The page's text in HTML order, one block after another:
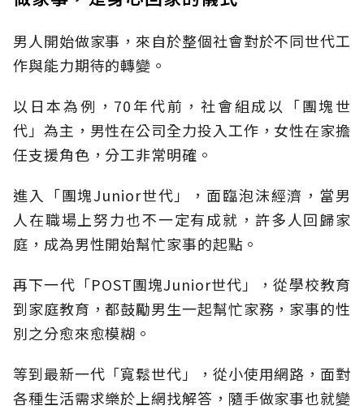
男人開始做家事，來自於整個社會對於不同世代工
作與能力期待的轉變。
以日本為例，70年代前，社會組成以「團塊世
代」為主，男性在公司全力投入工作，女性在家擔
任支援角色，分工非常明確。
進入「團塊Junior世代」，面臨泡沫經濟，當男
人在職場上努力也不一定有成就，許多人回歸家
庭，成為男性開始幫忙家事的起點。
再下一代「POST團塊Junior世代」，從學校教育
到家庭教育，都鼓勵男生一起幫忙家務，家事的性
別之分愈來愈模糊。
等到最新一代「寬鬆世代」，從小使用網路，面對
各種生活需求樂於上網找解答，隨手做家事也就變